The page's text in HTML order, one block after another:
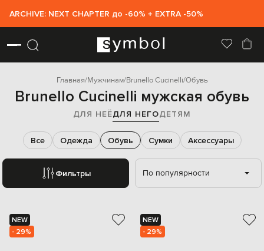
ARCHIVE: NEXT CHAPTER до -60% + EXTRA -50%
Главная Мужчинам Brunello Cucinelli Обувь
Brunello Cucinelli мужская обувь
ДЛЯ НЕЁДЛЯ НЕГОДЕТЯМ
Фильтры
Все Одежда Обувь Сумки Аксессуары
По популярности
NEW
- 29%
NEW
- 29%